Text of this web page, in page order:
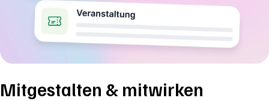
Mitgestalten & mitwirken